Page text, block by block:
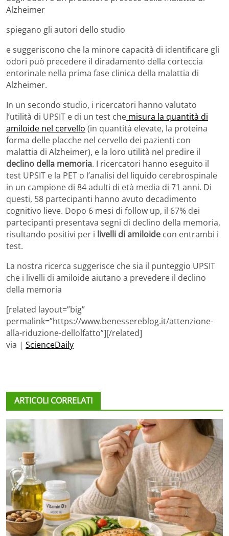
Alzheimer
spiegano gli autori dello studio
e suggeriscono che la minore capacità di identificare gli
odori può precedere il diradamento della corteccia
entorinale nella prima fase clinica della malattia di
Alzheimer.
In un secondo studio, i ricercatori hanno valutato
l’utilità di UPSIT e di un test che misura la quantità di
amiloide nel cervello (in quantità elevate, la proteina
forma delle placche nel cervello dei pazienti con
malattia di Alzheimer), e la loro utilità nel predire il
declino della memoria. I ricercatori hanno eseguito il
test UPSIT e la PET o l’analisi del liquido cerebrospinale
in un campione di 84 adulti di età media di 71 anni. Di
questi, 58 partecipanti hanno avuto decadimento
cognitivo lieve. Dopo 6 mesi di follow up, il 67% dei
partecipanti presentava segni di declino della memoria,
risultando positivi per i livelli di amiloide con entrambi i
test.
La nostra ricerca suggerisce che sia il punteggio UPSIT
che i livelli di amiloide aiutano a prevedere il declino
della memoria
[related layout=”big”
permalink=”https://www.benessereblog.it/attenzione-
alla-riduzione-dellolfatto”][/related]
via | ScienceDaily
ARTICOLI CORRELATI